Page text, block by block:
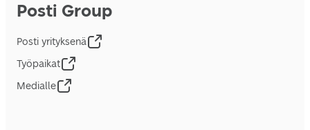
Posti Group
Posti yrityksenä
Työpaikat
Medialle